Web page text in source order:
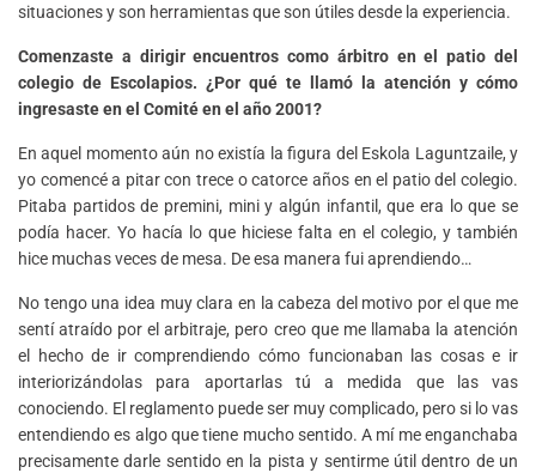
situaciones y son herramientas que son útiles desde la experiencia.
Comenzaste a dirigir encuentros como árbitro en el patio del
colegio de Escolapios. ¿Por qué te llamó la atención y cómo
ingresaste en el Comité en el año 2001?
En aquel momento aún no existía la figura del Eskola Laguntzaile, y
yo comencé a pitar con trece o catorce años en el patio del colegio.
Pitaba partidos de premini, mini y algún infantil, que era lo que se
podía hacer. Yo hacía lo que hiciese falta en el colegio, y también
hice muchas veces de mesa. De esa manera fui aprendiendo…
No tengo una idea muy clara en la cabeza del motivo por el que me
sentí atraído por el arbitraje, pero creo que me llamaba la atención
el hecho de ir comprendiendo cómo funcionaban las cosas e ir
interiorizándolas para aportarlas tú a medida que las vas
conociendo. El reglamento puede ser muy complicado, pero si lo vas
entendiendo es algo que tiene mucho sentido. A mí me enganchaba
precisamente darle sentido en la pista y sentirme útil dentro de un